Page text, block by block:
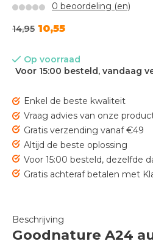
0 beoordeling (en)
14,95 10,55
Op voorraad
Voor 15:00 besteld, vandaag
Enkel de beste kwaliteit
Vraag advies van onze
Gratis verzending vanaf €49
Altijd de beste oplossing
Voor 15:00 besteld, dezelfde
Gratis achteraf betalen met
Beschrijving
Goodnature A24